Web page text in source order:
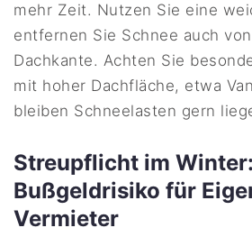
mehr Zeit. Nutzen Sie eine
entfernen Sie Schnee auch
Dachkante. Achten Sie
mit hoher Dachfläche, etwa
bleiben Schneelasten gern
Streupflicht im Winter:
Bußgeldrisiko für
Vermieter